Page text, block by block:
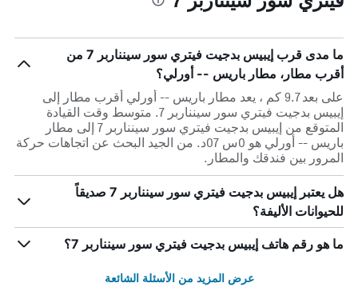
ما مدى قرب إيبيس بدجيت فيتري سور سينناربر 7 من
أقرب مطار، مطار باريس -- أورلي؟
على بعد 9.7 كم ، يعد مطار باريس -- أورلي أقرب مطار إلى
إيبيس بدجيت فيتري سور سينناربر 7. متوسط وقت القيادة
المتوقع من إيبيس بدجيت فيتري سور سينناربر 7 إلى مطار
باريس -- أورلي هو 0س 07د. من الجيد البحث عن اتجاهات حركة
المرور بين فندقك والمطار.
هل يعتبر إيبيس بدجيت فيتري سور سينناربر 7 صديقاً
للحيوانات الأليفة؟
ما هو رقم هاتف إيبيس بدجيت فيتري سور سينناربر 7؟
عرض المزيد من الأسئلة الشائعة